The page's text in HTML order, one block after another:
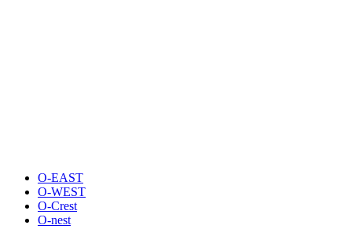
O-EAST
O-WEST
O-Crest
O-nest